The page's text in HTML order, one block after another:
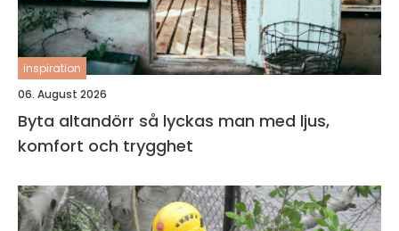
inspiration
06. August 2026
Byta altandörr så lyckas man med ljus,
komfort och trygghet